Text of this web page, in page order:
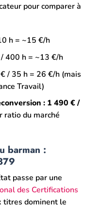
pour comparer à
h = ~15 €/h
400 h = ~13 €/h
/ 35 h = 26 €/h (mais
Travail)
: 1 490 € /
ratio du marché
barman :
passe par une
des Certifications
titres dominent le